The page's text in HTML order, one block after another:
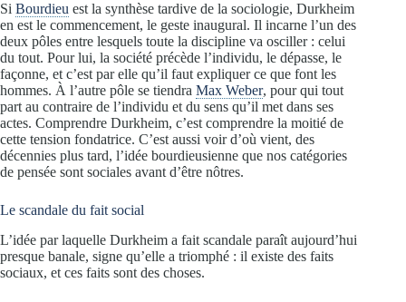
Si Bourdieu est la synthèse tardive de la sociologie, Durkheim
en est le commencement, le geste inaugural. Il incarne l’un des
deux pôles entre lesquels toute la discipline va osciller : celui
du tout. Pour lui, la société précède l’individu, le dépasse, le
façonne, et c’est par elle qu’il faut expliquer ce que font les
hommes. À l’autre pôle se tiendra Max Weber, pour qui tout
part au contraire de l’individu et du sens qu’il met dans ses
actes. Comprendre Durkheim, c’est comprendre la moitié de
cette tension fondatrice. C’est aussi voir d’où vient, des
décennies plus tard, l’idée bourdieusienne que nos catégories
de pensée sont sociales avant d’être nôtres.
Le scandale du fait social
L’idée par laquelle Durkheim a fait scandale paraît aujourd’hui
presque banale, signe qu’elle a triomphé : il existe des faits
sociaux, et ces faits sont des choses.